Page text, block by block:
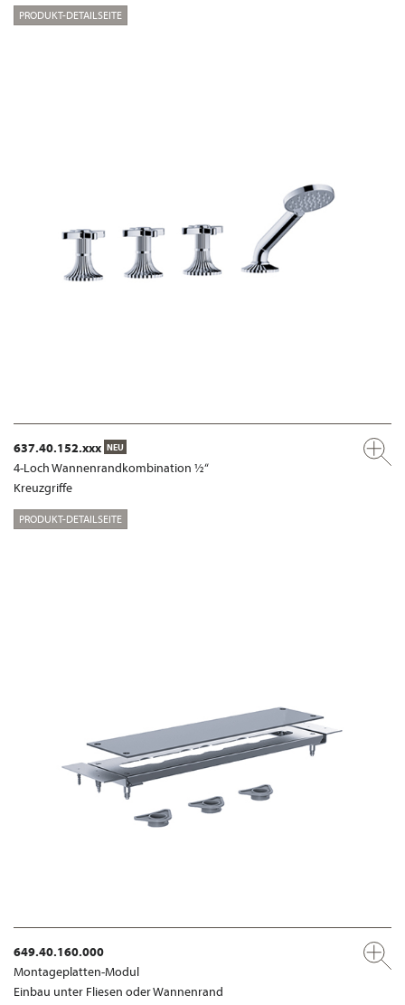
PRODUKT-DETAILSEITE
637.40.152.xxx NEU
4-Loch Wannenrandkombination ½“
Kreuzgriffe
PRODUKT-DETAILSEITE
649.40.160.000
Montageplatten-Modul
Einbau unter Fliesen oder Wannenrand